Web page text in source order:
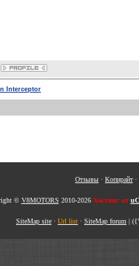
Interceptor
Отзывы · Копирайт·
© V8MOTORS 2010-2026 Хостинг от
SiteMap site · Url list · SiteMap forum |